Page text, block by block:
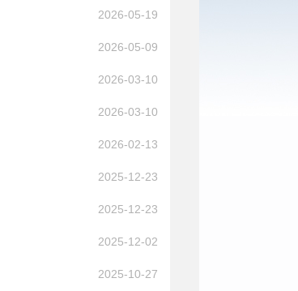
2026-05-19
2026-05-09
2026-03-10
2026-03-10
2026-02-13
2025-12-23
2025-12-23
2025-12-02
2025-10-27